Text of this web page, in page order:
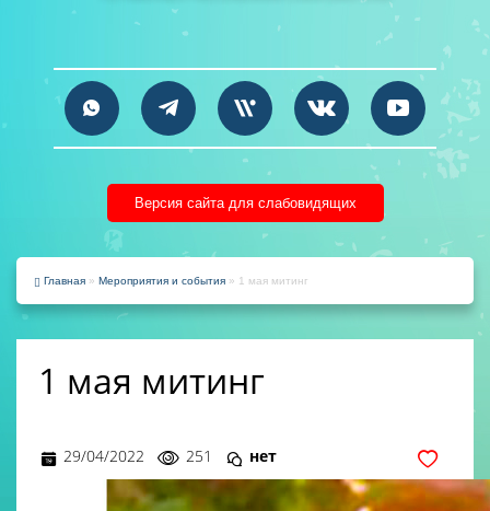
Версия сайта для слабовидящих
Главная » Мероприятия и события » 1 мая митинг
1 мая митинг
29/04/2022 251 нет